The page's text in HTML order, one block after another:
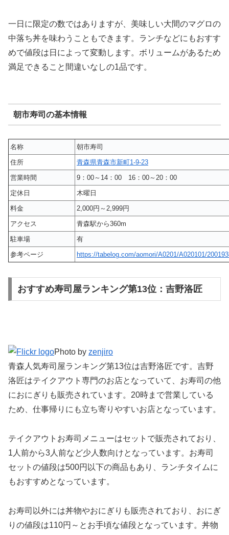
一日に限定の数ではありますが、美味しい大間のマグロの
中落ち丼を味わうこともできます。ランチなどにもおすす
めで値段は日によって変動します。ボリュームがあるため
満足できること間違いなしの1品です。
朝市寿司の基本情報
名称
朝市寿司
住所
青森県青森市新町1-9-23
営業時間
9：00～14：00 16：00～20：00
定休日
木曜日
料金
2,000円～2,999円
アクセス
青森駅から360m
駐車場
有
参考ページ
https://tabelog.com/aomori/A0201/A020101/
おすすめ寿司屋ランキング第13位：吉野洛匠
Photo by zenjiro
青森人気寿司屋ランキング第13位は吉野洛匠です。吉野
洛匠はテイクアウト専門のお店となっていて、お寿司の他
におにぎりも販売されています。20時まで営業している
ため、仕事帰りにも立ち寄りやすいお店となっています。
テイクアウトお寿司メニューはセットで販売されており、
1人前から3人前など少人数向けとなっています。お寿司
セットの値段は500円以下の商品もあり、ランチタイムに
もおすすめとなっています。
お寿司以外には丼物やおにぎりも販売されており、おにぎ
りの値段は110円～とお手頃な値段となっています。丼物